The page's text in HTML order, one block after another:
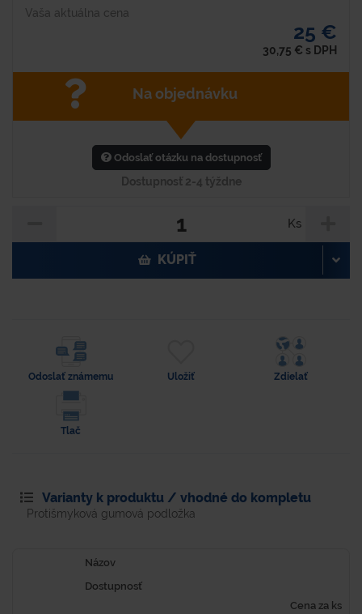
Vaša aktuálna cena
25 €
30,75 € s DPH
Na objednávku
Odoslať otázku na dostupnosť
Dostupnosť 2-4 týždne
Ks
KÚPIŤ
Odoslať známemu Uložiť Zdielať
Tlač
Varianty k produktu / vhodné do kompletu
Protišmyková gumová podložka
Názov
Dostupnosť
Cena za ks